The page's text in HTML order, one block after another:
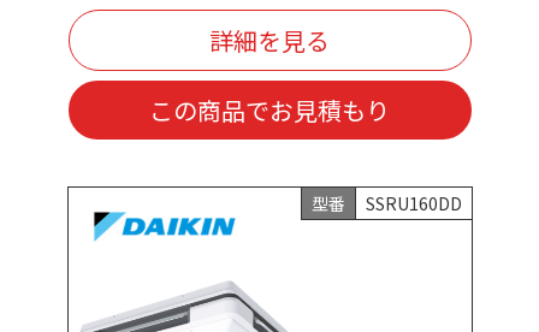
詳細を見る
この商品でお見積もり
型番 SSRU160DD